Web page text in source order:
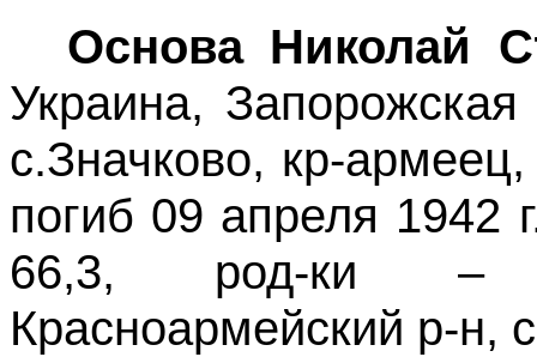
Основа Николай
Украина,
с.Значково, кр-
погиб 09 апреля 1942
66,3, род-ки –
Красноармейский р-н,